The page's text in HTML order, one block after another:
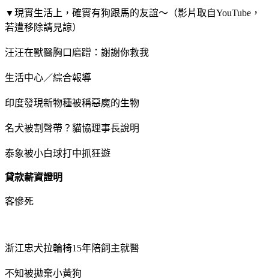
▼現實生活上，確實有狗跟馬的友誼～（影片取自YouTube，
若遭移除請見諒）
汪汪在獸醫胸口磨蹭：謝謝你救我
生活中心／綜合報導
印度發現新物種被稱惡魔的生物
名犬被割聲帶？貓協理事長說明
泰象被小白球打中抓狂遊
貸款薪資證明
客慘死
浙江忠犬拉輪椅15年陪飼主就醫
不知被拋棄小黃狗